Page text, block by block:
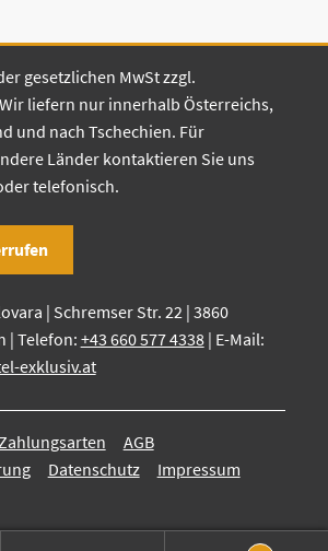
gesetzlichen MwSt zzgl.
liefern nur innerhalb Österreichs,
und nach Tschechien. Für
Länder kontaktieren Sie uns
telefonisch.
| Schremser Str. 22 | 3860
| Telefon: +43 660 577 4338| E-Mail:
exklusiv.at
AGB
Datenschutz Impressum